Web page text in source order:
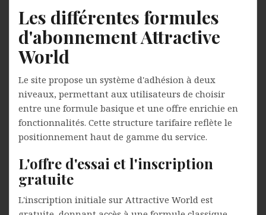
Les différentes formules
d'abonnement Attractive
World
Le site propose un système d'adhésion à deux
niveaux, permettant aux utilisateurs de choisir
entre une formule basique et une offre enrichie en
fonctionnalités. Cette structure tarifaire reflète le
positionnement haut de gamme du service.
L'offre d'essai et l'inscription
gratuite
L'inscription initiale sur Attractive World est